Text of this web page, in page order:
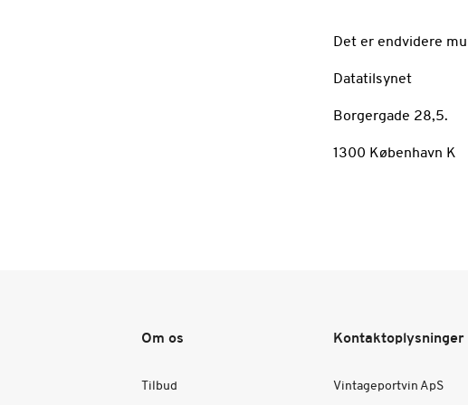
Det er endvidere
Datatilsynet
Borgergade 28,5.
1300 København K
Om os
Tilbud
Kontaktoplysninger
Vintageportvin ApS